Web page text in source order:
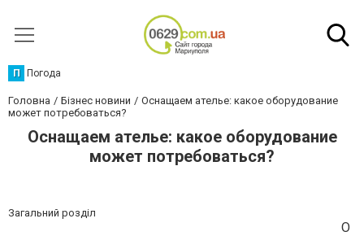
П Погода
Головна Бізнес новини
Оснащаем ателье: какое оборудование
может потребоваться?
Оснащаем ателье: какое оборудование
может потребоваться?
Загальний розділ
О